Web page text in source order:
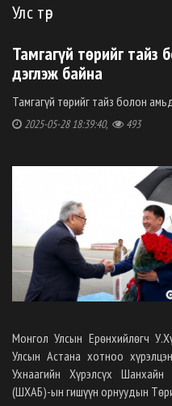
Улс төр
Тамгагүй төрийг тайз
дэглэж байна
Тамгагүй төрийг тайз болон
2025-05-28 18:39:40, 493
Монгол Улсын Ерөнхийлөгч
Улсын Астана хотноо
Ухнаагийн Хүрэлсүх
(ШХАБ)-ын гишүүн орнуудын